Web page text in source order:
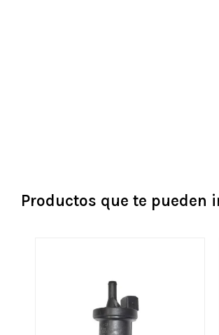
Productos que te pueden